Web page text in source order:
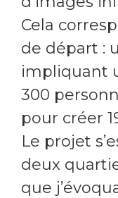
Cela
de départ :
impliquant
300
pour créer
Le projet
deux
que